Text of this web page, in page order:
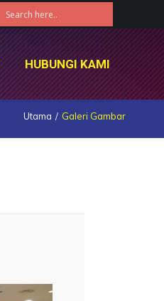
HUBUNGI KAMI
Utama Galeri Gambar
HUBUNGI KAMI